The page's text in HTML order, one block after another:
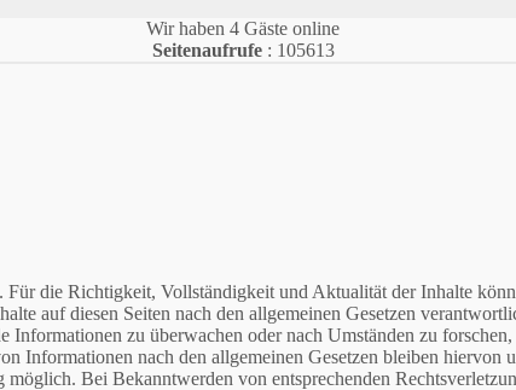
Wir haben 4 Gäste online
Seitenaufrufe: 105613
die Richtigkeit, Vollständigkeit und Aktualität der Inhalte
auf diesen Seiten nach den allgemeinen Gesetzen
Informationen zu überwachen oder nach Umständen zu
Informationen nach den allgemeinen Gesetzen bleiben hiervon
Bei Bekanntwerden von entsprechenden